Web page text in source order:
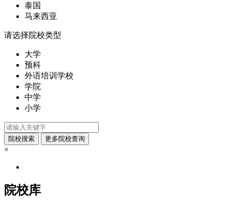
泰国
马来西亚
请选择院校类型
大学
预科
外语培训学校
学院
中学
小学
×
院校库